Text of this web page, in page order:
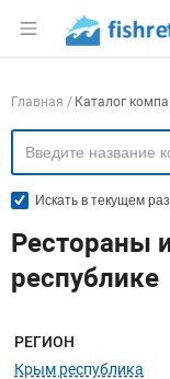
Раздел
Навигация
Главная Каталог
Искать в текущем
Рестораны
республике
Меню
РЕГИОН
Крым республика